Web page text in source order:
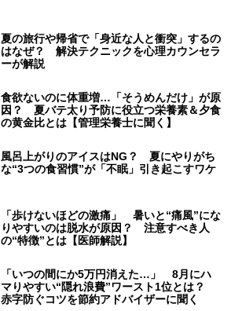
夏の旅行や帰省で「身近な人と衝突」するの
はなぜ？ 解決テクニックを心理カウンセラ
ーが解説
食欲ないのに体重増…「そうめんだけ」が原
因？ 夏バテ太り予防に役立つ栄養素＆夕食
の黄金比とは【管理栄養士に聞く】
風呂上がりのアイスはNG？ 夏にやりがち
な“3つの食習慣”が「不眠」引き起こすワケ
「歩けないほどの激痛」 暑いと“痛風”にな
りやすいのは脱水が原因？ 注意すべき人
の“特徴”とは【医師解説】
「いつの間にか5万円消えた…」 8月にハ
マりやすい“隠れ浪費”ワースト1位とは？
赤字防ぐコツを節約アドバイザーに聞く